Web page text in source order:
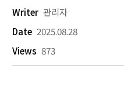
Writer 관리자
Date 2025.08.28
Views 873